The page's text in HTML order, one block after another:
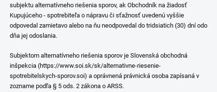
subjektu alternatívneho riešenia sporov, ak Obchodník na žiadosť
Kupujúceho - spotrebiteľa o nápravu či sťažnosť uvedenú vyššie
odpovedal zamietavo alebo na ňu neodpovedal do tridsiatich (30) dní odo
dňa jej odoslania.
Subjektom alternatívneho riešenia sporov je Slovenská obchodná
inšpekcia (https://www.soi.sk/sk/alternativne-riesenie-
spotrebitelskych-sporov.soi) a oprávnená právnická osoba zapísaná v
zozname podľa § 5 ods. 2 zákona o ARSS.